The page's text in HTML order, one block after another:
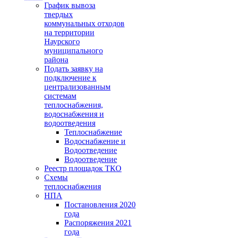
График вывоза
твердых
коммунальных отходов
на территории
Наурского
муниципального
района
Подать заявку на
подключение к
централизованным
системам
теплоснабжения,
водоснабжения и
водоотведения
Теплоснабжение
Водоснабжение и
Водоотведение
Водоотведение
Реестр площадок ТКО
Схемы
теплоснабжения
НПА
Постановления 2020
года
Распоряжения 2021
года